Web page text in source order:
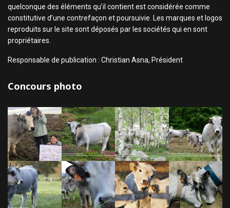
quelconque des éléments qu’il contient est considérée comme
constitutive d’une contrefaçon et poursuivie. Les marques et logos
reproduits sur le site sont déposés par les sociétés qui en sont
propriétaires.
Responsable de publication : Christian Asna, Président
Concours photo